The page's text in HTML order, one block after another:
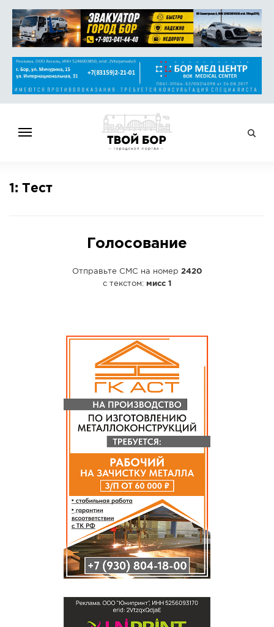
РАБОТА
АФИША
ГОЛОСОВАНИЯ
ПРЕДЛОЖИТЬ НОВОСТЬ
1: Тест
Голосование
Отправьте СМС на номер 2420
с текстом: мисс 1